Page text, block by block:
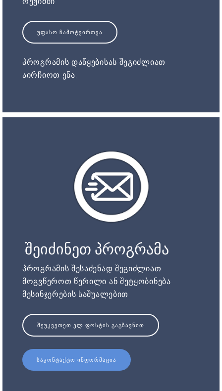
ᲣᲤᲐᲡᲝ ᲩᲐᲛᲝᲢᲕᲘᲠᲗᲕᲐ
პროგრამის დაწყებისას შეგიძლიათ
აირჩიოთ ენა.
შეიძინეთ პროგრამა
პროგრამის შესაძენად შეგიძლიათ
მოგვწეროთ წერილი ან შეტყობინება
მესინჯერების საშუალებით
ᲨᲔᲣᲙᲕᲔᲗᲔᲗ ᲔᲚ.ᲤᲝᲡᲢᲘᲡ ᲒᲐᲒᲖᲐᲕᲜᲘᲗ
ᲡᲐᲙᲝᲜᲢᲐᲥᲢᲝ ᲘᲜᲤᲝᲠᲛᲐᲪᲘᲐ